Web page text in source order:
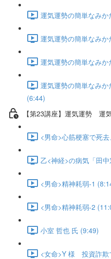
運気運勢の簡単なみ
運気運勢の簡単なみ
運気運勢の簡単なみ
運気運勢の簡単なみか
(6:44)
【第23講座】運気運勢 運
<男命>心筋梗塞で死
乙<神経>の病気「田
<男命>精神耗弱-1
<男命>精神耗弱-2
小室 哲也 氏 (9:49)
<女命>Y 様 投資詐欺